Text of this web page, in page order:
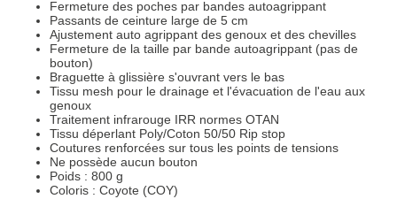
Fermeture des poches par bandes autoagrippant
Passants de ceinture large de 5 cm
Ajustement auto agrippant des genoux et des chevilles
Fermeture de la taille par bande autoagrippant (pas de
bouton)
Braguette à glissière s'ouvrant vers le bas
Tissu mesh pour le drainage et l'évacuation de l'eau aux
genoux
Traitement infrarouge IRR normes OTAN
Tissu déperlant Poly/Coton 50/50 Rip stop
Coutures renforcées sur tous les points de tensions
Ne possède aucun bouton
Poids : 800 g
Coloris : Coyote (COY)